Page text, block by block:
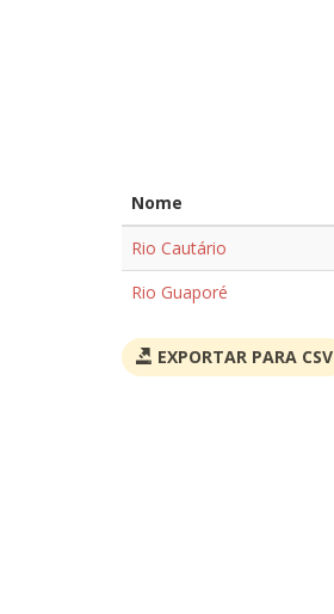
Nome
Rio Cautário
Rio Guaporé
EXPORTAR PARA CSV